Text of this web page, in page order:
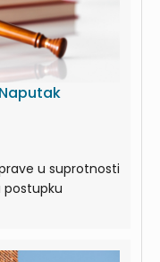
u suprotnosti
postupku